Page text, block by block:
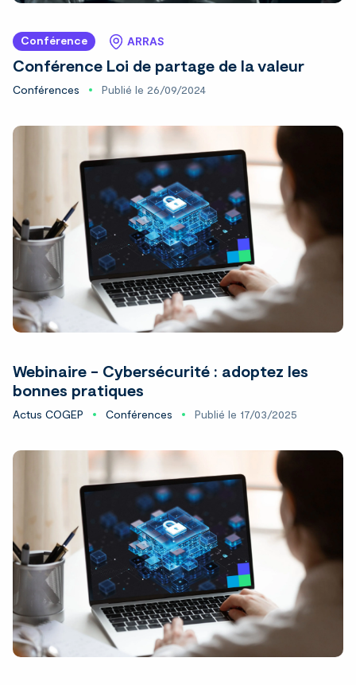
Conférence ARRAS
Conférence Loi de partage de la valeur
Conférences Publié le 26/09/2024
Webinaire - Cybersécurité : adoptez les
bonnes pratiques
Actus COGEP Conférences Publié le 17/03/2025